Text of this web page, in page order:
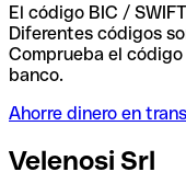
El código BIC /
Diferentes códigos
Comprueba el
banco.
Ahorre dinero en
Velenosi Srl